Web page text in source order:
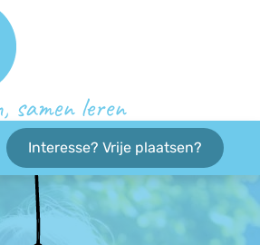
samen leren
Interesse? Vrije plaatsen?